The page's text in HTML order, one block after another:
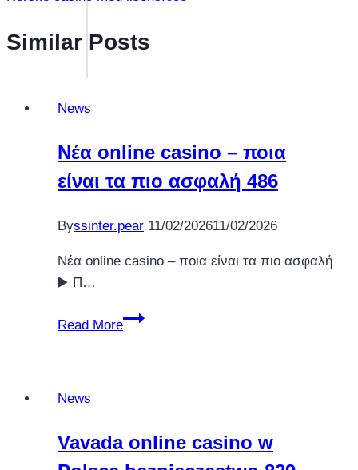
Similar Posts
News
Νέα online casino – ποια
είναι τα πιο ασφαλή 486
Byssinter.pear 11/02/202611/02/2026
Νέα online casino – ποια είναι τα πιο ασφαλή
▶️ Π…
Read More
Νέα
τα
News
Vavada online casino w